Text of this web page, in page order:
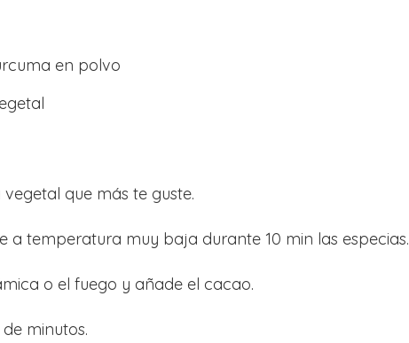
en polvo
vegetal que más te guste.
a temperatura muy baja durante 10 min las especias.
o el fuego y añade el cacao.
minutos.